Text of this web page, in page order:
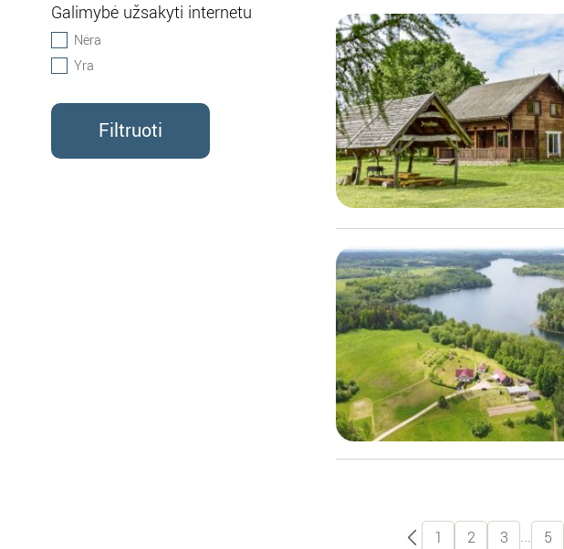
Galimybė užsakyti internetu
Nėra
Yra
Filtruoti
1 2 3 ... 5